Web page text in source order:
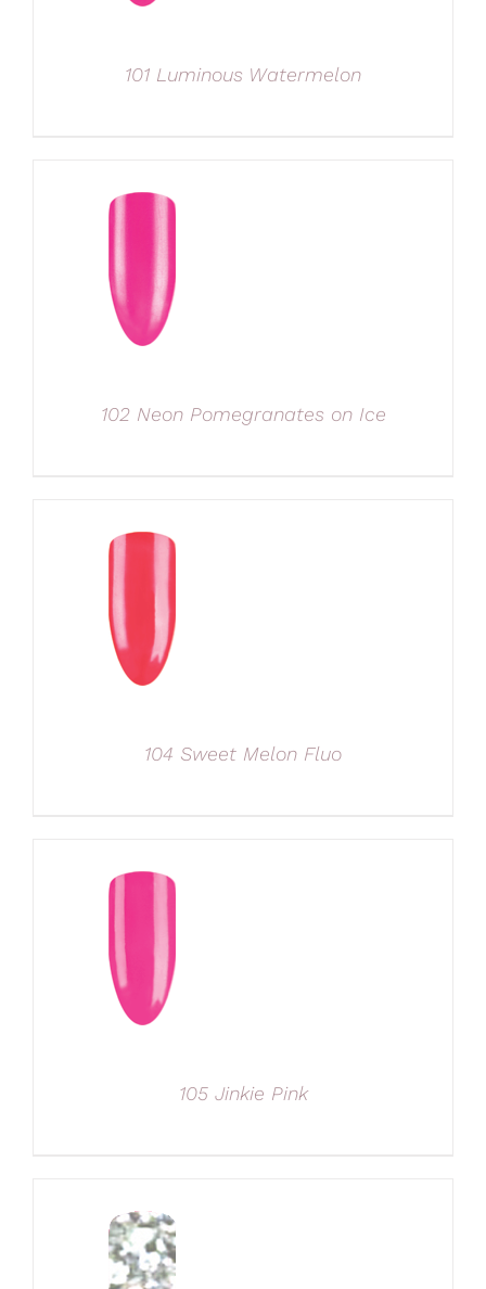
101 Luminous Watermelon
102 Neon Pomegranates on Ice
104 Sweet Melon Fluo
105 Jinkie Pink